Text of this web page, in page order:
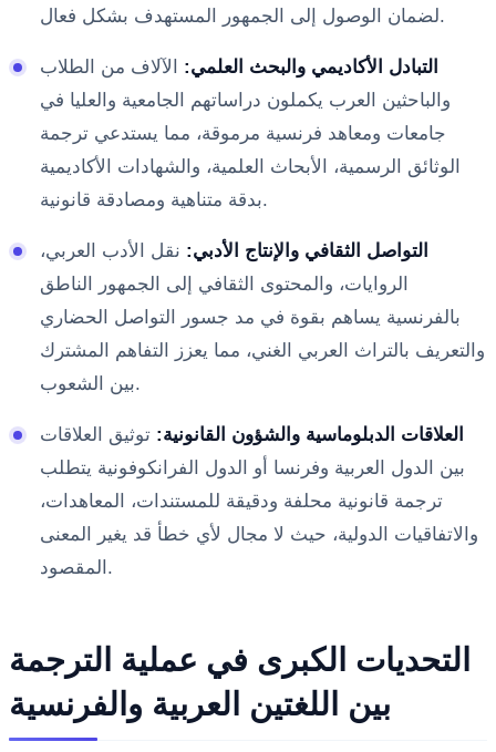
لضمان الوصول إلى الجمهور المستهدف بشكل فعال.
التبادل الأكاديمي والبحث العلمي: الآلاف من الطلاب
والباحثين العرب يكملون دراساتهم الجامعية والعليا في
جامعات ومعاهد فرنسية مرموقة، مما يستدعي ترجمة
الوثائق الرسمية، الأبحاث العلمية، والشهادات الأكاديمية
بدقة متناهية ومصادقة قانونية.
التواصل الثقافي والإنتاج الأدبي: نقل الأدب العربي،
الروايات، والمحتوى الثقافي إلى الجمهور الناطق
بالفرنسية يساهم بقوة في مد جسور التواصل الحضاري
والتعريف بالتراث العربي الغني، مما يعزز التفاهم المشترك
بين الشعوب.
العلاقات الدبلوماسية والشؤون القانونية: توثيق العلاقات
بين الدول العربية وفرنسا أو الدول الفرانكوفونية يتطلب
ترجمة قانونية محلفة ودقيقة للمستندات، المعاهدات،
والاتفاقيات الدولية، حيث لا مجال لأي خطأ قد يغير المعنى
المقصود.
التحديات الكبرى في عملية الترجمة
بين اللغتين العربية والفرنسية